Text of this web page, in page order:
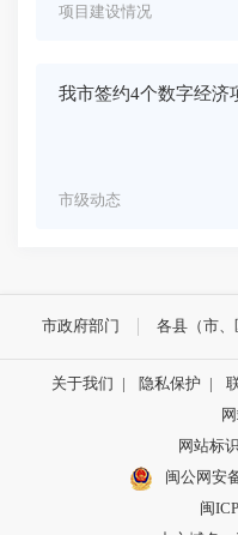
项目建设情况
我市签约4个数字经济
市级动态
市政府部门 各县（市、
关于我们 | 隐私保护 |
网站标
闽公网安
闽